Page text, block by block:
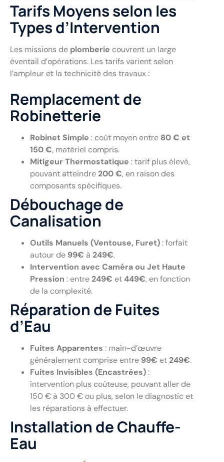
Tarifs Moyens selon les
Types d’Intervention
Les missions de plomberie couvrent un large
éventail d’opérations. Les tarifs varient selon
l’ampleur et la technicité des travaux :
Remplacement de
Robinetterie
Robinet Simple : coût moyen entre 80 € et
150 €, matériel compris.
Mitigeur Thermostatique : tarif plus élevé,
pouvant atteindre200 €, en raison des
composants spécifiques.
Débouchage de
Canalisation
Outils Manuels (Ventouse, Furet): forfait
autour de 99€ à 249€.
Intervention avec Caméra ou Jet Haute
Pression : entre249€ et449€, en fonction
de la complexité.
Réparation de Fuites
d’Eau
Fuites Apparentes : main-d’œuvre
généralement comprise entre 99€ et249€.
Fuites Invisibles (Encastrées):
intervention plus coûteuse, pouvant aller de
150 € à 300 € ou plus, selon le diagnostic et
les réparations à effectuer.
Installation de Chauffe-
Eau